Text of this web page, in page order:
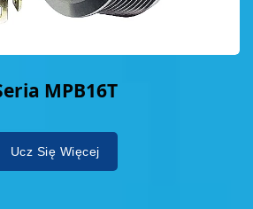
MPB16T
Ucz Się Więcej